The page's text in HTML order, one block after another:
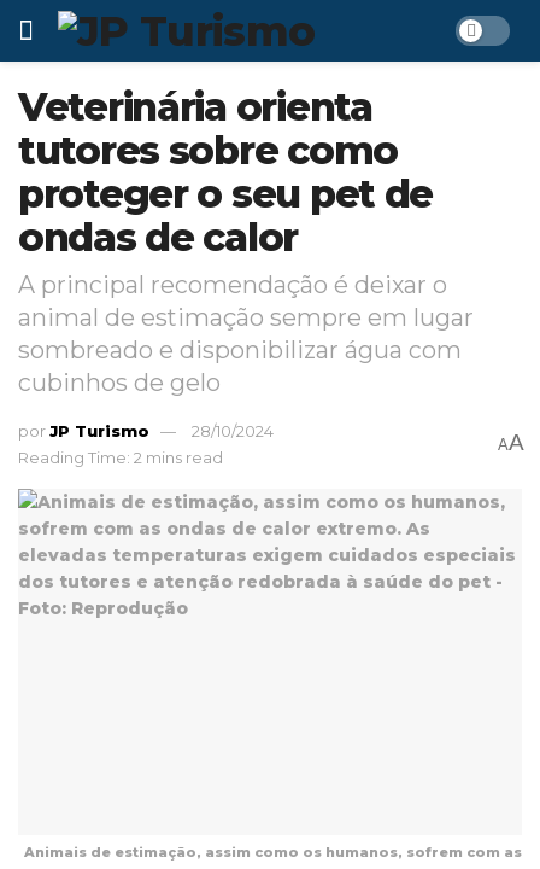
Veterinária orienta
tutores sobre como
proteger o seu pet de
ondas de calor
A principal recomendação é deixar o
animal de estimação sempre em lugar
sombreado e disponibilizar água com
cubinhos de gelo
porJP Turismo
28/10/2024
Reading Time: 2 mins read
AA
Animais de estimação, assim como os humanos, sofrem com as